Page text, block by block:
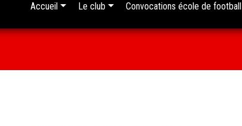
Accueil Le club Convocations école de football